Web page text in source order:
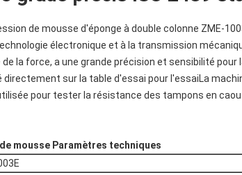
de mousse d'éponge à double colonne ZME-
électronique et à la transmission
la force, a une grande précision et sensibilité pour
sur la table d'essai pour l'essaiLa
pour tester la résistance des tampons en
mousse Paramètres techniques